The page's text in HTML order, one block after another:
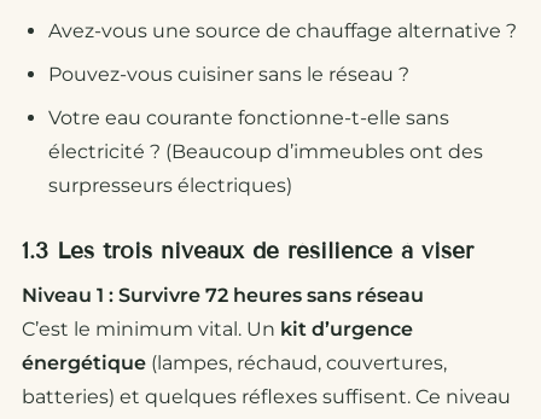
Avez-vous une source de chauffage alternative ?
Pouvez-vous cuisiner sans le réseau ?
Votre eau courante fonctionne-t-elle sans
électricité ? (Beaucoup d’immeubles ont des
surpresseurs électriques)
1.3 Les trois niveaux de résilience à viser
Niveau 1 : Survivre 72 heures sans réseau
C’est le minimum vital. Un kit d’urgence
énergétique (lampes, réchaud, couvertures,
batteries) et quelques réflexes suffisent. Ce niveau